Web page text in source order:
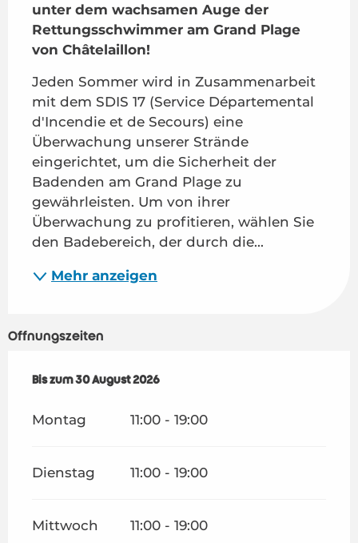
unter dem wachsamen Auge der
Rettungsschwimmer am Grand Plage
von Châtelaillon!
Jeden Sommer wird in Zusammenarbeit
mit dem SDIS 17 (Service Départemental
d'Incendie et de Secours) eine
Überwachung unserer Strände
eingerichtet, um die Sicherheit der
Badenden am Grand Plage zu
gewährleisten. Um von ihrer
Überwachung zu profitieren, wählen Sie
den Badebereich, der durch die...
Mehr anzeigen
Öffnungszeiten
vom3 Juli 2026bis zum
Bis zum30 August 2026
Montag 11:00 - 19:00
Dienstag 11:00 - 19:00
Mittwoch 11:00 - 19:00